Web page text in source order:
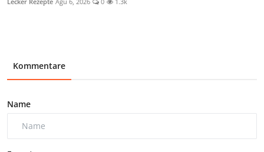
Kommentare
Name